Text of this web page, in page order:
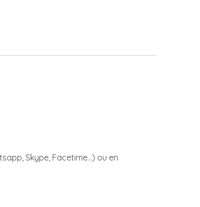
Skype, Facetime…) ou en